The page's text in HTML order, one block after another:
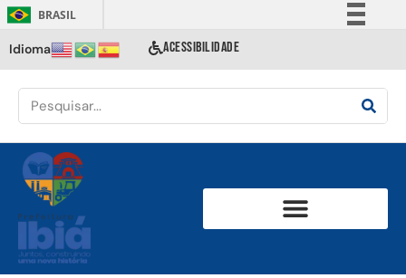
BRASIL
Comunica BR
Acesso à informação
Idioma ACESSIBILIDADE